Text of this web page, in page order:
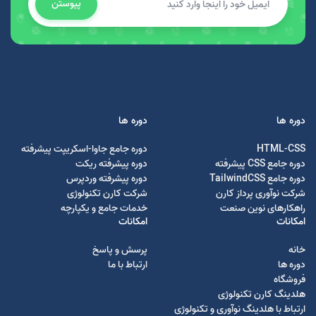
پیوستن
دوره ها
HTML-CSS
دوره جامع CSS پیشرفته
دوره جامع TailwindCSS
شرکت نوآوری پرداز کارن
راهکارهای نوین صنعت
دوره ها
دوره جامع جاوا-اسکریپت پیشرفته
دوره پیشرفته ریکت
دوره پیشرفته وردپرس
شرکت کارن تکنولوژی
خدمات جامع و یکپارچه
امکانات
خانه
دوره ها
فروشگاه
هلدینگ کارن تکنولوژی
ارتباط با هلدینگ نوآوری و تکنولوژی
امکانات
پرسش و پاسخ
ارتباط با ما